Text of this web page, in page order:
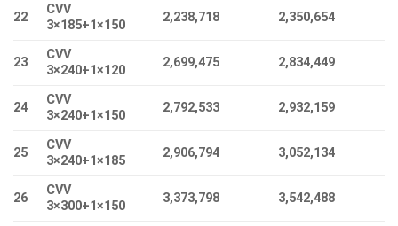
22
CVV
3×185+1×150
2,238,718 2,350,654
23
CVV
3×240+1×120
2,699,475 2,834,449
24
CVV
3×240+1×150
2,792,533 2,932,159
25
CVV
3×240+1×185
2,906,794 3,052,134
26
CVV
3×300+1×150
3,373,798 3,542,488